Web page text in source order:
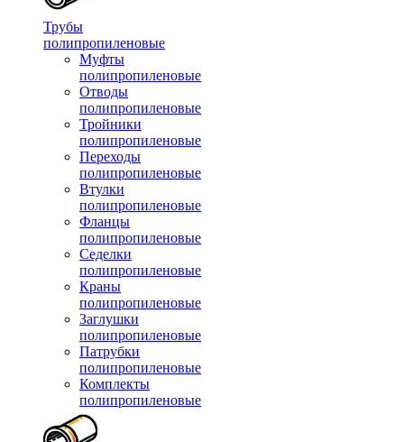
Трубы
полипропиленовые
Муфты
полипропиленовые
Отводы
полипропиленовые
Тройники
полипропиленовые
Переходы
полипропиленовые
Втулки
полипропиленовые
Фланцы
полипропиленовые
Седелки
полипропиленовые
Краны
полипропиленовые
Заглушки
полипропиленовые
Патрубки
полипропиленовые
Комплекты
полипропиленовые